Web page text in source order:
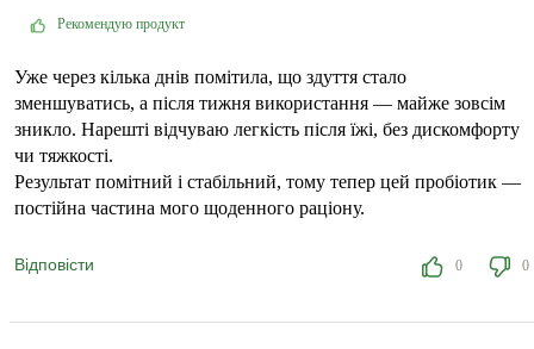
Рекомендую продукт
Уже через кілька днів помітила, що здуття стало
зменшуватись, а після тижня використання — майже зовсім
зникло. Нарешті відчуваю легкість після їжі, без дискомфорту
чи тяжкості.
Результат помітний і стабільний, тому тепер цей пробіотик —
постійна частина мого щоденного раціону.
Відповісти 0 0